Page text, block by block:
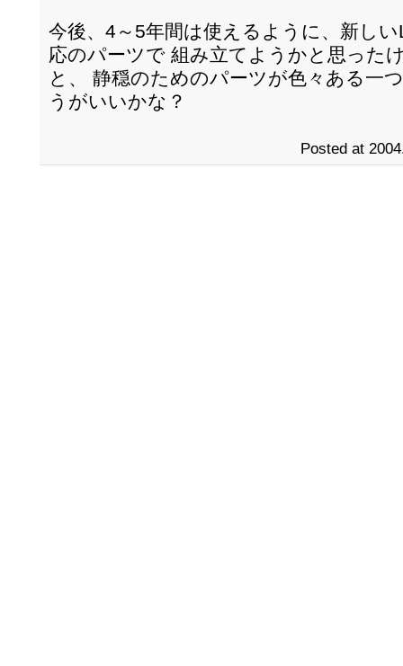
今後、4～5年間は使えるように、新し
応のパーツで 組み立てようかと思った
と、 静穏のためのパーツが色々ある一
うがいいかな？
Posted at